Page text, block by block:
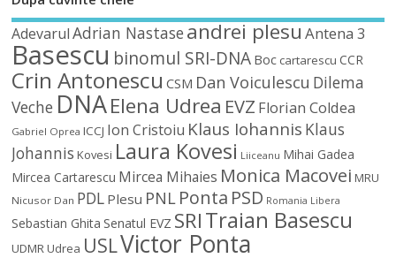
Adevarul Adrian Nastaseandrei plesuAntena 3
Basescu binomul SRI-DNA Boc cartarescu CCR
Crin Antonescu CSM Dan Voiculescu Dilema
Veche DNAElena Udrea EVZ Florian Coldea
Gabriel Oprea ICCJ Ion Cristoiu Klaus Iohannis Klaus
Johannis Kovesi Laura Kovesi Liiceanu Mihai Gadea
Mircea Cartarescu Mircea Mihaies Monica Macovei MRU
Nicusor Dan PDL Plesu PNL Ponta PSD Romania Libera
Sebastian Ghita Senatul EVZ SRITraian Basescu
UDMRUdrea USLVictor Ponta